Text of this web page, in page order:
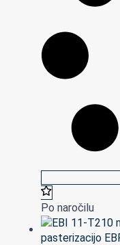
Po naročilu